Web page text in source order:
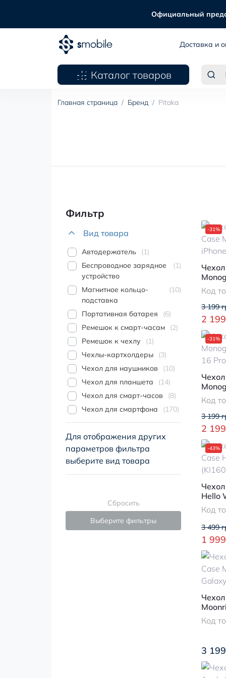
Официальный
Доставка и
Каталог товаров
Главная страница Бренд Pitaka
Фильтр
Вид товара
Автодержатель
1
Беспроводное зарядное
устройство
1
Магнитное кольцо-
подставка
10
Портативная батарея
6
Ремешок к смарт-часам
2
Ремешок к чехлу
1
Чехлы-картхолдеры
3
Чехол для наушников
10
Чехол для планшета
14
Чехол для смарт-часов
8
Чехол для смартфона
170
Для отображения других
параметров фильтра
выберите вид товара
Сбросить
Выберите фильтры
-31%
16
Код
3 199
2
-31%
16 Pro
Код
3 199
2
-43%
Hello
Код
3 499
1
Ultra
Код
3